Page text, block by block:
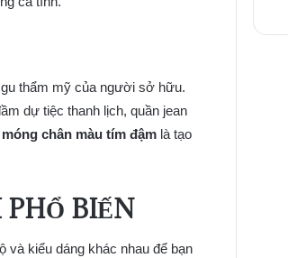
thẩm mỹ của người sở hữu.
dự tiệc thanh lịch, quần jean
chân màu tím đậm là tạo
BIẾN
và kiểu dáng khác nhau để bạn